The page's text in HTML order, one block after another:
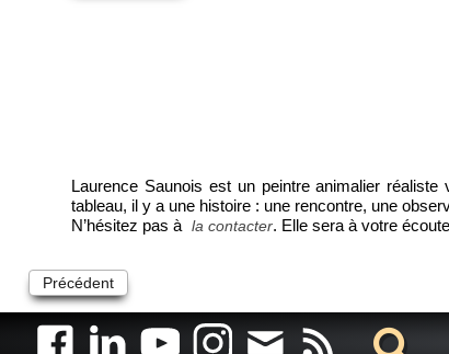
Laurence Saunois est un peintre animalier
tableau, il y a une histoire : une rencontre, une
N’hésitez pas à la contacter. Elle sera à votre
Précédent